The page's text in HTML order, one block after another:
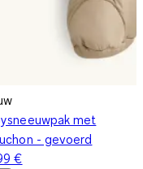
met
- gevoerd
€